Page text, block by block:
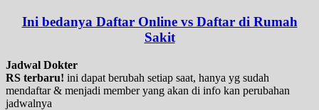
Ini bedanya Daftar Online vs Daftar di Rumah
Sakit
Jadwal Dokter
RS terbaru! ini dapat berubah setiap saat, hanya yg sudah
mendaftar & menjadi member yang akan di info kan perubahan
jadwalnya